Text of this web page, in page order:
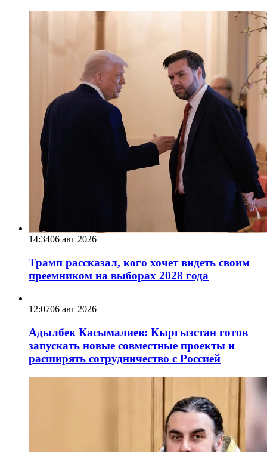
14:3406 авг 2026
Трамп рассказал, кого хочет видеть своим
преемником на выборах 2028 года
12:0706 авг 2026
Адылбек Касымалиев: Кыргызстан готов
запускать новые совместные проекты и
расширять сотрудничество с Россией